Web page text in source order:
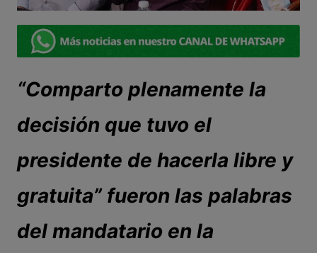
“Comparto plenamente la
decisión que tuvo el
presidente de hacerla libre y
gratuita” fueron las palabras
del mandatario en la